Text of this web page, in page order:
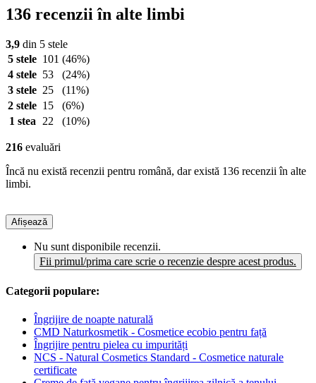
136 recenzii în alte limbi
3,9 din 5 stele
5 stele 101 (46%)
4 stele 53
(24%)
3 stele 25
(11%)
2 stele 15
(6%)
1 stea
22 (10%)
216 evaluări
Încă nu există recenzii pentru română, dar există 136 recenzii în alte
limbi.
Afișează
Nu sunt disponibile recenzii.
Fii primul/prima care scrie o recenzie despre acest produs.
Categorii populare:
Îngrijire de noapte naturală
CMD Naturkosmetik - Cosmetice ecobio pentru față
Îngrijire pentru pielea cu impurități
NCS - Natural Cosmetics Standard - Cosmetice naturale
certificate